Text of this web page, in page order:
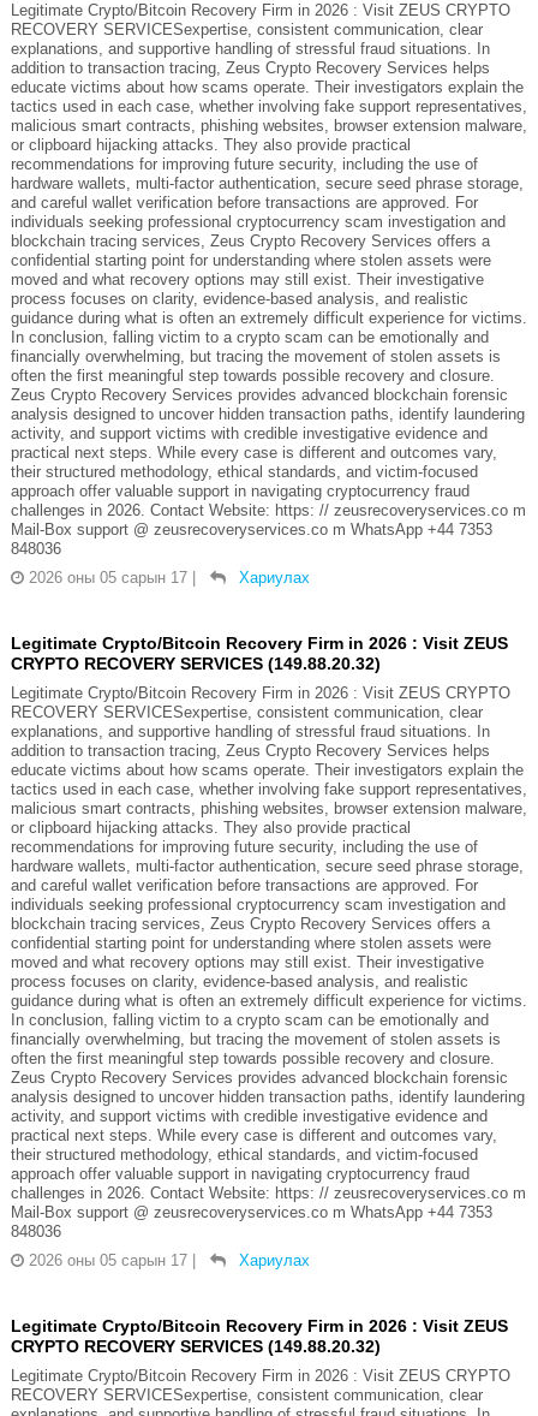
Legitimate Crypto/Bitcoin Recovery Firm in 2026 : Visit ZEUS CRYPTO
RECOVERY SERVICESexpertise, consistent communication, clear
explanations, and supportive handling of stressful fraud situations. In
addition to transaction tracing, Zeus Crypto Recovery Services helps
educate victims about how scams operate. Their investigators explain the
tactics used in each case, whether involving fake support representatives,
malicious smart contracts, phishing websites, browser extension malware,
or clipboard hijacking attacks. They also provide practical
recommendations for improving future security, including the use of
hardware wallets, multi-factor authentication, secure seed phrase storage,
and careful wallet verification before transactions are approved. For
individuals seeking professional cryptocurrency scam investigation and
blockchain tracing services, Zeus Crypto Recovery Services offers a
confidential starting point for understanding where stolen assets were
moved and what recovery options may still exist. Their investigative
process focuses on clarity, evidence-based analysis, and realistic
guidance during what is often an extremely difficult experience for victims.
In conclusion, falling victim to a crypto scam can be emotionally and
financially overwhelming, but tracing the movement of stolen assets is
often the first meaningful step towards possible recovery and closure.
Zeus Crypto Recovery Services provides advanced blockchain forensic
analysis designed to uncover hidden transaction paths, identify laundering
activity, and support victims with credible investigative evidence and
practical next steps. While every case is different and outcomes vary,
their structured methodology, ethical standards, and victim-focused
approach offer valuable support in navigating cryptocurrency fraud
challenges in 2026. Contact Website: https: // zeusrecoveryservices.co m
Mail-Box support @ zeusrecoveryservices.co m WhatsApp +44 7353
848036
2026 оны 05 сарын 17
Хариулах
Legitimate Crypto/Bitcoin Recovery Firm in 2026 : Visit ZEUS
CRYPTO RECOVERY SERVICES (149.88.20.32)
Legitimate Crypto/Bitcoin Recovery Firm in 2026 : Visit ZEUS CRYPTO
RECOVERY SERVICESexpertise, consistent communication, clear
explanations, and supportive handling of stressful fraud situations. In
addition to transaction tracing, Zeus Crypto Recovery Services helps
educate victims about how scams operate. Their investigators explain the
tactics used in each case, whether involving fake support representatives,
malicious smart contracts, phishing websites, browser extension malware,
or clipboard hijacking attacks. They also provide practical
recommendations for improving future security, including the use of
hardware wallets, multi-factor authentication, secure seed phrase storage,
and careful wallet verification before transactions are approved. For
individuals seeking professional cryptocurrency scam investigation and
blockchain tracing services, Zeus Crypto Recovery Services offers a
confidential starting point for understanding where stolen assets were
moved and what recovery options may still exist. Their investigative
process focuses on clarity, evidence-based analysis, and realistic
guidance during what is often an extremely difficult experience for victims.
In conclusion, falling victim to a crypto scam can be emotionally and
financially overwhelming, but tracing the movement of stolen assets is
often the first meaningful step towards possible recovery and closure.
Zeus Crypto Recovery Services provides advanced blockchain forensic
analysis designed to uncover hidden transaction paths, identify laundering
activity, and support victims with credible investigative evidence and
practical next steps. While every case is different and outcomes vary,
their structured methodology, ethical standards, and victim-focused
approach offer valuable support in navigating cryptocurrency fraud
challenges in 2026. Contact Website: https: // zeusrecoveryservices.co m
Mail-Box support @ zeusrecoveryservices.co m WhatsApp +44 7353
848036
2026 оны 05 сарын 17
Хариулах
Legitimate Crypto/Bitcoin Recovery Firm in 2026 : Visit ZEUS
CRYPTO RECOVERY SERVICES (149.88.20.32)
Legitimate Crypto/Bitcoin Recovery Firm in 2026 : Visit ZEUS CRYPTO
RECOVERY SERVICESexpertise, consistent communication, clear